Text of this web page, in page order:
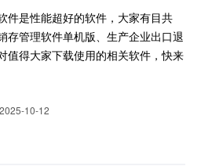
件是性能超好的软件，大家有目共
存管理软件单机版、生产企业出口退
值得大家下载使用的相关软件，快来
2025-10-12